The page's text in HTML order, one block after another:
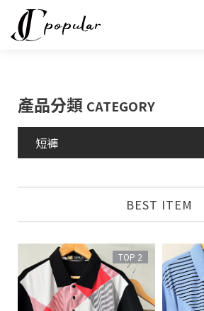
產品分類 CATEGORY
短褲
BEST ITEM